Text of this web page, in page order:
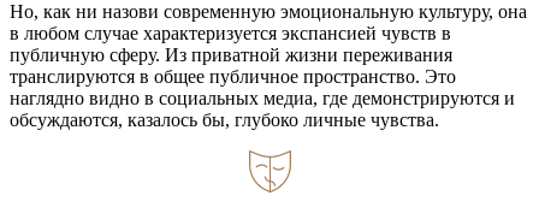
Но, как ни назови современную эмоциональную культуру, она
в любом случае характеризуется экспансией чувств в
публичную сферу. Из приватной жизни переживания
транслируются в общее публичное пространство. Это
наглядно видно в социальных медиа, где демонстрируются и
обсуждаются, казалось бы, глубоко личные чувства.